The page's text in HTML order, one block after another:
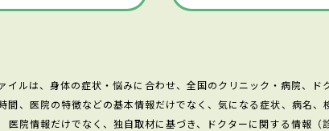
イルは、身体の症状・悩みに合わせ、全国のクリニック・病院、ド
間、医院の特徴などの基本情報だけでなく、気になる症状、病名
医院情報だけでなく、独自取材に基づき、ドクターに関する情報（